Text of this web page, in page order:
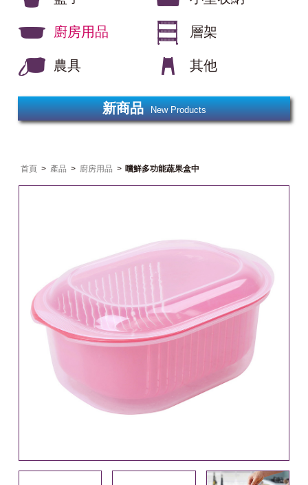
廚房用品 層架
農具 其他
新商品 New Products
首頁 > 產品 > 廚房用品 > 嚐鮮多功能蔬果盒中